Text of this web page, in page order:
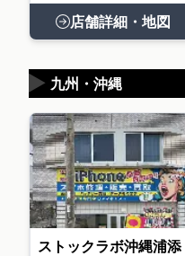
店舗詳細・地図
九州・沖縄
▶
ストックラボ沖縄浦添